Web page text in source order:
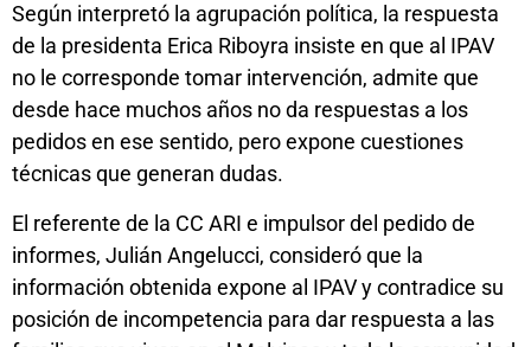
Según interpretó la agrupación política, la respuesta
de la presidenta Erica Riboyra insiste en que al IPAV
no le corresponde tomar intervención, admite que
desde hace muchos años no da respuestas a los
pedidos en ese sentido, pero expone cuestiones
técnicas que generan dudas.
El referente de la CC ARI e impulsor del pedido de
informes, Julián Angelucci, consideró que la
información obtenida expone al IPAV y contradice su
posición de incompetencia para dar respuesta a las